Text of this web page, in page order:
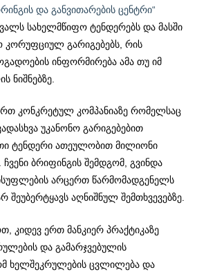
და განვითარების ცენტრი“
სახელმწიფო ტენდერებს და მასში
კორუფციულ გარიგებებს, რის
ინფორმირება ამა თუ იმ
ნიშნებზე.
ერთ კონკრეტულ კომპანიაზე რომელსაც
უკანონო გარიგებებით
ტენდერი ათეულობით მილიონი
ბრიფინგის შემდგომ, გვინდა
არცერთ წარმომადგენელს
აღნიშნულ შემთხვევებზე.
კიდევ ერთ მანკიერ პრაქტიკაზე
და გამარჯვებულის
ხელშეკრულების ცვლილება და